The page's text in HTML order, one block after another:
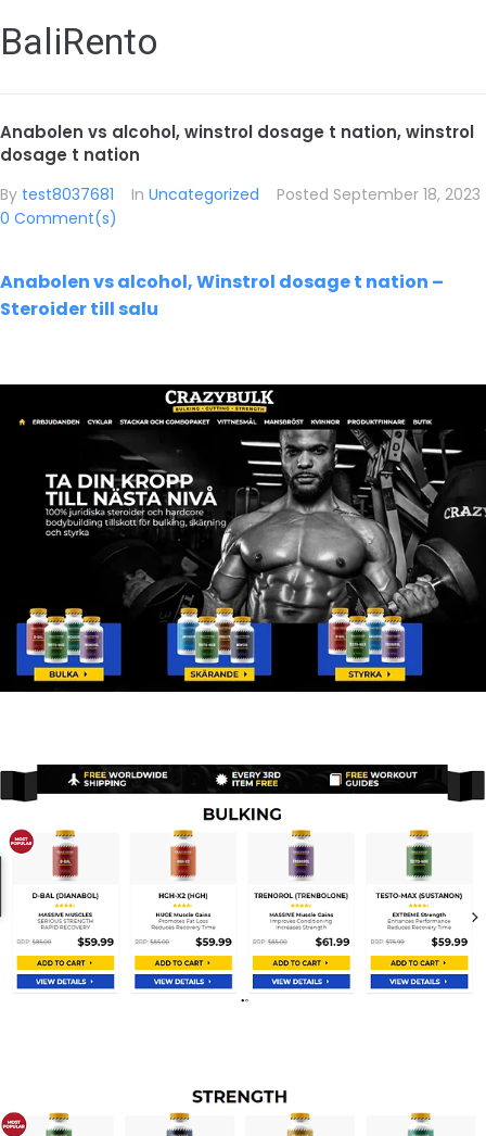
BaliRento
Anabolen vs alcohol, winstrol dosage t nation, winstrol
dosage t nation
By test8037681 In Uncategorized Posted September 18, 2023
0 Comment(s)
Anabolen vs alcohol, Winstrol dosage t nation –
Steroider till salu